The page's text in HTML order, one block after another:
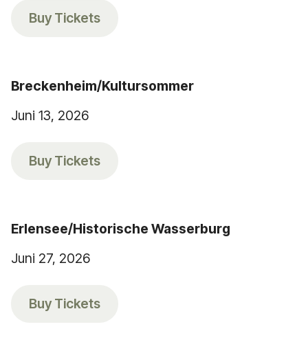
Buy Tickets
Breckenheim/Kultursommer
Juni 13, 2026
Buy Tickets
Erlensee/Historische Wasserburg
Juni 27, 2026
Buy Tickets